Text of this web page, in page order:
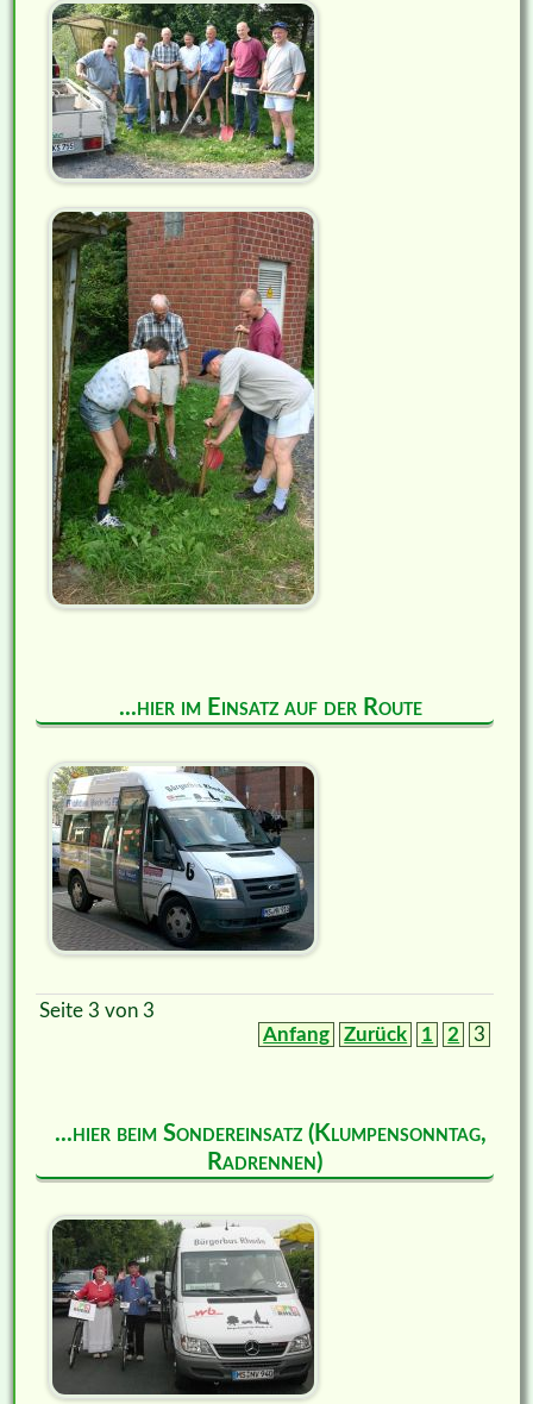
...hier im Einsatz auf der Route
Seite 3 von 3
Anfang
Zurück 1 2 3
...hier beim Sondereinsatz (Klumpensonntag,
Radrennen)